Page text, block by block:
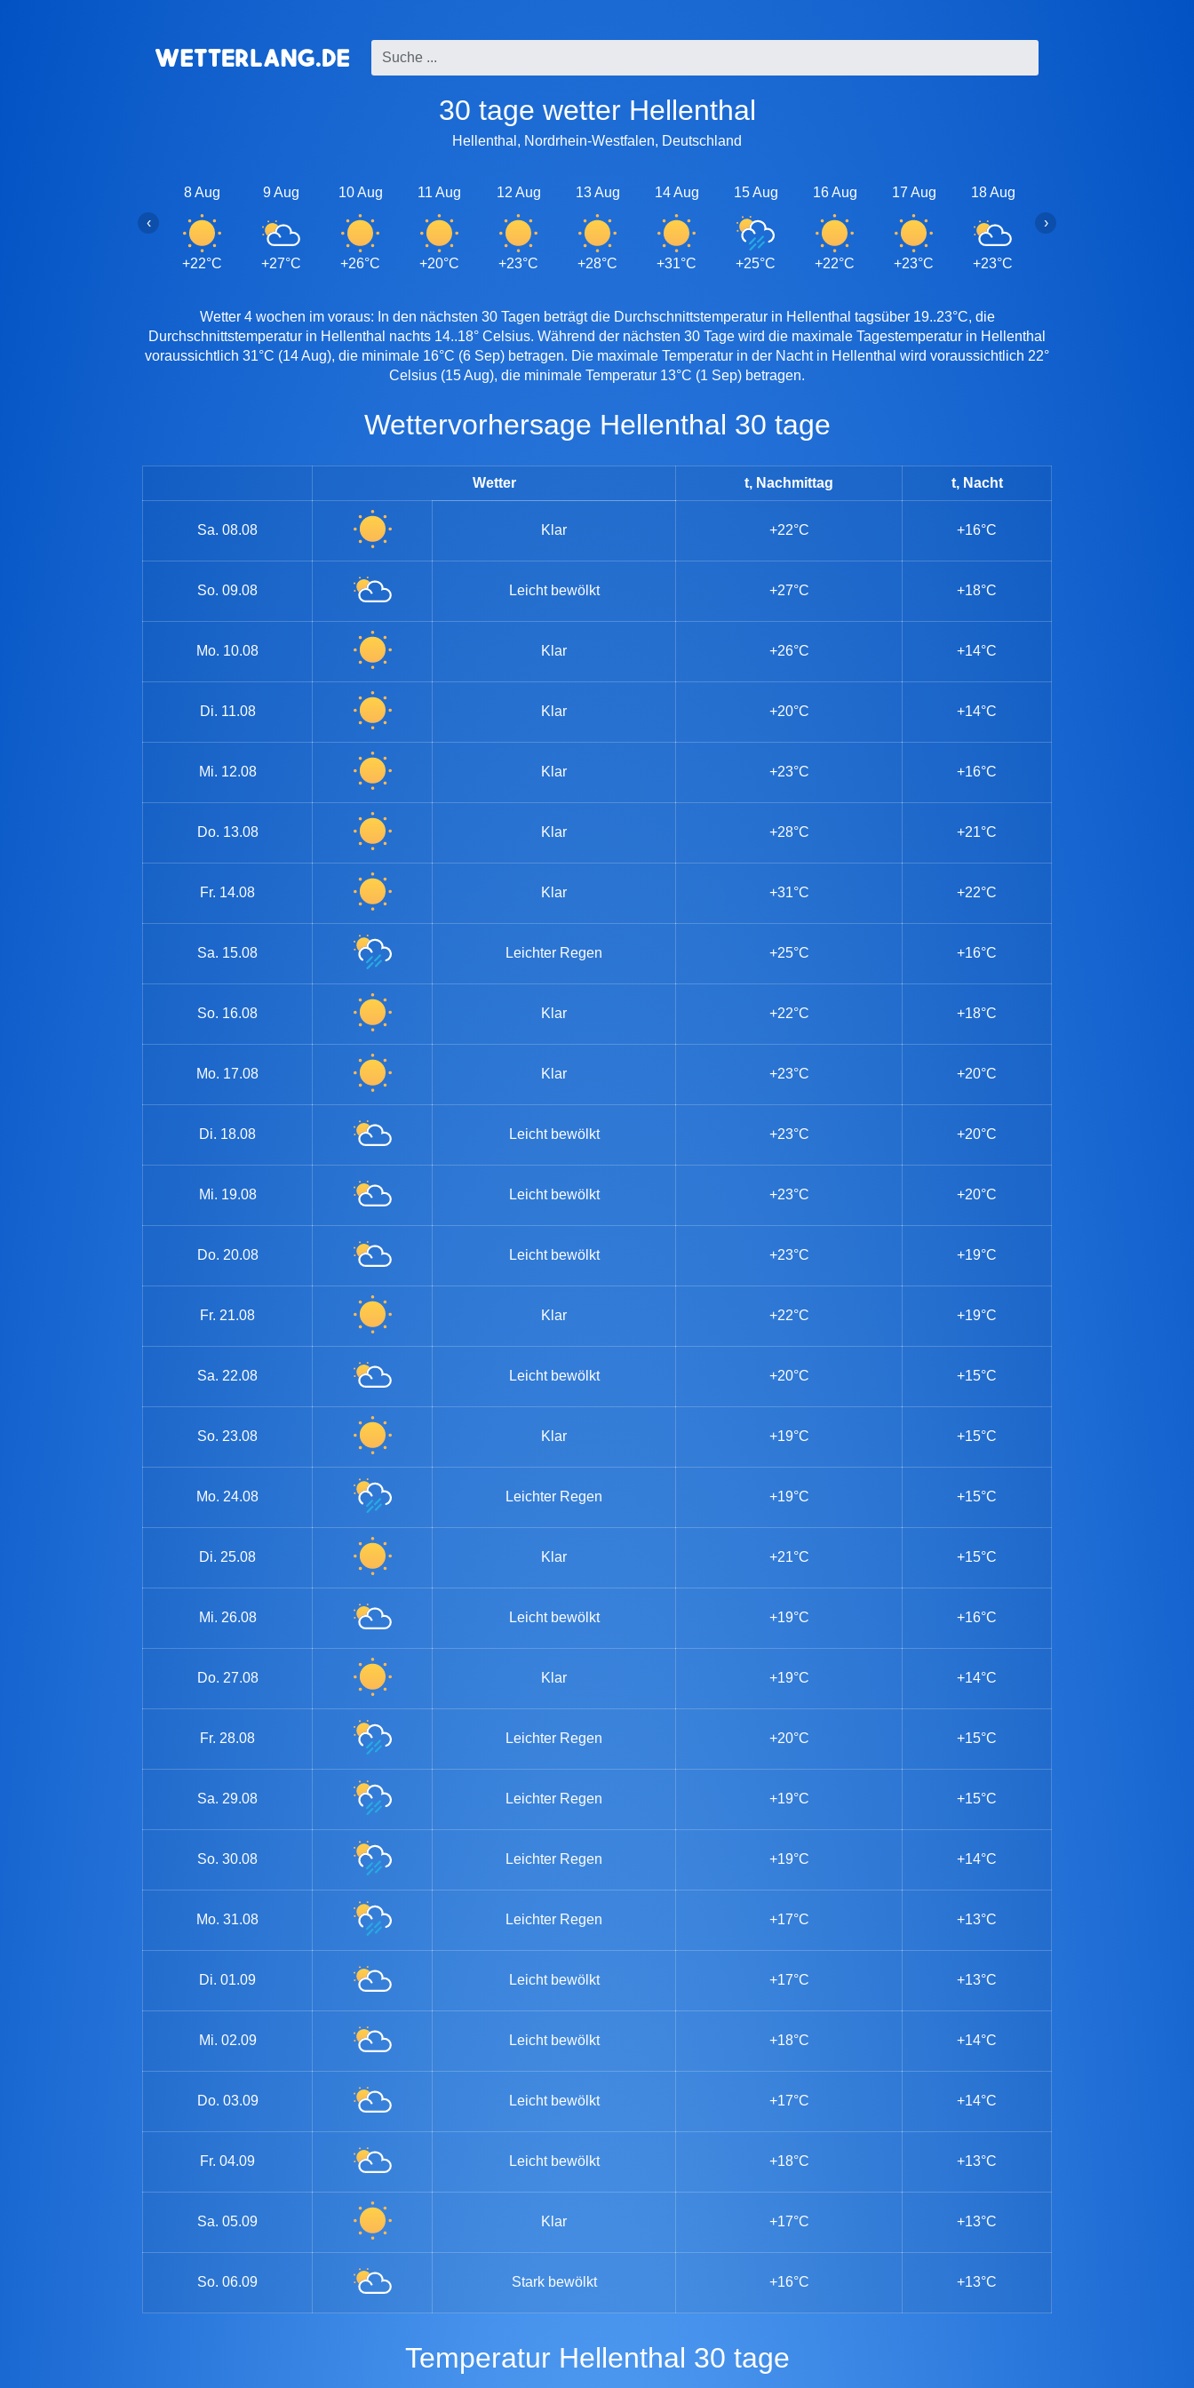
30 tage wetter Hellenthal
Hellenthal, Nordrhein-Westfalen, Deutschland
8 Aug
+22°C
9 Aug
+27°C
10 Aug
+26°C
11 Aug
+20°C
12 Aug
+23°C
13 Aug
+28°C
14 Aug
+31°C
15 Aug
+25°C
16 Aug
+22°C
17 Aug
+23°C
18 Aug
+23°C
‹ ›
Wetter 4 wochen im voraus: In den nächsten 30 Tagen beträgt die Durchschnittstemperatur in Hellenthal tagsüber 19..23°C, die
Durchschnittstemperatur in Hellenthal nachts 14..18° Celsius. Während der nächsten 30 Tage wird die maximale Tagestemperatur in Hellenthal
voraussichtlich 31°C (14 Aug), die minimale 16°C (6 Sep) betragen. Die maximale Temperatur in der Nacht in Hellenthal wird voraussichtlich 22°
Celsius (15 Aug), die minimale Temperatur 13°C (1 Sep) betragen.
Wettervorhersage Hellenthal 30 tage
Wetter t, Nachmittag t, Nacht
Sa. 08.08 Klar +22°C +16°C
So. 09.08 Leicht bewölkt +27°C +18°C
Mo. 10.08 Klar +26°C +14°C
Di. 11.08 Klar +20°C +14°C
Mi. 12.08 Klar +23°C +16°C
Do. 13.08 Klar +28°C +21°C
Fr. 14.08 Klar +31°C +22°C
Sa. 15.08 Leichter Regen +25°C +16°C
So. 16.08 Klar +22°C +18°C
Mo. 17.08 Klar +23°C +20°C
Di. 18.08 Leicht bewölkt +23°C +20°C
Mi. 19.08 Leicht bewölkt +23°C +20°C
Do. 20.08 Leicht bewölkt +23°C +19°C
Fr. 21.08 Klar +22°C +19°C
Sa. 22.08 Leicht bewölkt +20°C +15°C
So. 23.08 Klar +19°C +15°C
Mo. 24.08 Leichter Regen +19°C +15°C
Di. 25.08 Klar +21°C +15°C
Mi. 26.08 Leicht bewölkt +19°C +16°C
Do. 27.08 Klar +19°C +14°C
Fr. 28.08 Leichter Regen +20°C +15°C
Sa. 29.08 Leichter Regen +19°C +15°C
So. 30.08 Leichter Regen +19°C +14°C
Mo. 31.08 Leichter Regen +17°C +13°C
Di. 01.09 Leicht bewölkt +17°C +13°C
Mi. 02.09 Leicht bewölkt +18°C +14°C
Do. 03.09 Leicht bewölkt +17°C +14°C
Fr. 04.09 Leicht bewölkt +18°C +13°C
Sa. 05.09 Klar +17°C +13°C
So. 06.09 Stark bewölkt +16°C +13°C
Temperatur Hellenthal 30 tage